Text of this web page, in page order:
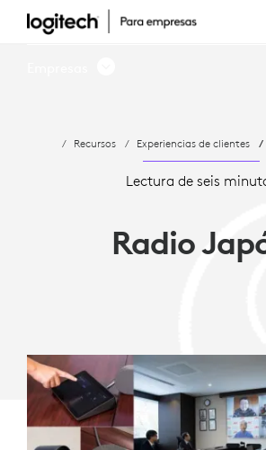
JAPAN
LOGITECH
Recursos Experiencias de clientes
Lectura de seis
Radio